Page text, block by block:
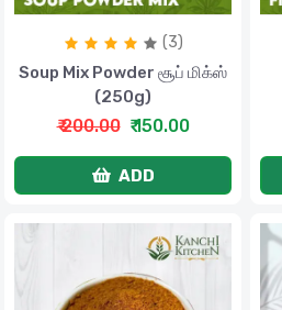
(3)
Soup Mix Powder சூப் மிக்ஸ்
(250g)
₹ 200.00 ₹ 150.00
ADD